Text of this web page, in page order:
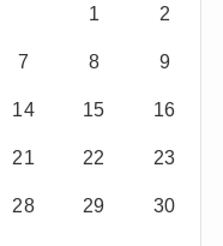
1 2
7 8 9
14 15 16
21 22 23
28 29 30